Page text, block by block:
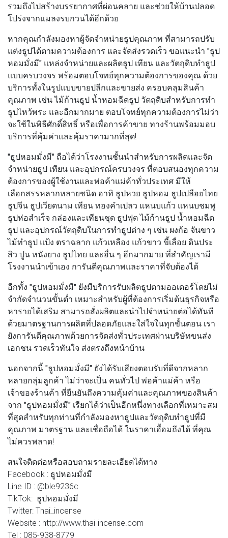
รวมถึงไปสร้างบรรยากาศที่ผ่อนคลาย และช่วยให้บ้านปลอด
โปร่งจากแมลงรบกวนได้อีกด้วย
หากคุณกำลังมองหาผู้จัดจำหน่ายธูปคุณภาพ ที่สามารถปรับ
แต่งธูปได้ตามความต้องการ และจัดส่งรวดเร็ว ขอแนะนำ "ธูป
หอมมั่งมี" แหล่งจำหน่ายและผลิตธูป เทียน และวัตถุดิบทำธูป
แบบครบวงจร พร้อมตอบโจทย์ทุกความต้องการของคุณ ด้วย
บริการทั้งในรูปแบบขายปลีกและขายส่ง ครอบคลุมสินค้า
คุณภาพ เช่น ไม้ก้านธูป น้ำหอมฉีดธูป วัตถุดิบสำหรับการทำ
ธูปไหว้พระ และอีกมากมาย ตอบโจทย์ทุกความต้องการไม่ว่า
จะใช้ในพิธีศักดิ์สิทธิ์ หรือเพื่อการค้าขาย ทางร้านพร้อมมอบ
บริการที่คุ้มค่าและคุ้มราคามากที่สุด!
"ธูปหอมมั่งมี" ถือได้ว่าโรงงานชั้นนำสำหรับการผลิตและจัด
จำหน่ายธูป เทียน และอุปกรณ์ครบวงจร ที่ตอบสนองทุกความ
ต้องการของผู้ใช้งานและพ่อค้าแม่ค้าทั่วประเทศ มีให้
เลือกสรรหลากหลายชนิด อาทิ ธูปหวย ธูปหอม ธูปเปลือยไทย
ธูปจีน ธูปเวียดนาม เทียน ทองคำเปลว แหนบแก้ว แหนบชมพู
ธูปห่อสำเร็จ กล่องและเทียนชุด ธูปฟุต ไม้ก้านธูป น้ำหอมฉีด
ธูป และอุปกรณ์วัตถุดิบในการทำธูปต่าง ๆ เช่น ผงก้อ จันขาว
ไม้ทำธูป แป้ง ตราฉลาก แก้วเหลือง แก้วขาว ขี้เลื่อย ดินประ
สิว ปูน หนังยาง ธูปไทย และอื่น ๆ อีกมากมาย ที่สำคัญเรามี
โรงงานนำเข้าเอง การันตีคุณภาพและราคาที่จับต้องได้
อีกทั้ง "ธูปหอมมั่งมี" ยังมีบริการรับผลิตธูปตามออเดอร์โดยไม่
จำกัดจำนวนขั้นต่ำ เหมาะสำหรับผู้ที่ต้องการเริ่มต้นธุรกิจหรือ
หารายได้เสริม สามารถสั่งผลิตและนำไปจำหน่ายต่อได้ทันที
ด้วยมาตรฐานการผลิตที่ปลอดภัยและใส่ใจในทุกขั้นตอน เรา
ยังการันตีคุณภาพด้วยการจัดส่งทั่วประเทศผ่านบริษัทขนส่ง
เอกชน รวดเร็วทันใจ ส่งตรงถึงหน้าบ้าน
นอกจากนี้ "ธูปหอมมั่งมี" ยังได้รับเสียงตอบรับที่ดีจากหลาก
หลายกลุ่มลูกค้า ไม่ว่าจะเป็น คนทั่วไป พ่อค้าแม่ค้า หรือ
เจ้าของร้านค้า ที่ยืนยันถึงความคุ้มค่าและคุณภาพของสินค้า
จาก "ธูปหอมมั่งมี" เรียกได้ว่าเป็นอีกหนึ่งทางเลือกที่เหมาะสม
ที่สุดสำหรับทุกท่านที่กำลังมองหาธูปและวัตถุดิบทำธูปที่มี
คุณภาพ มาตรฐาน และเชื่อถือได้ ในราคาเอื้อมถึงได้ ที่คุณ
ไม่ควรพลาด!
สนใจติดต่อหรือสอบถามรายละเอียดได้ทาง
Facebook : ธูปหอมมั่งมี
Line ID : @ble9236c
TikTok: ธูปหอมมั่งมี
Twitter: Thai_incense
Website : http://www.thai-incense.com
Tel : 085-938-8779